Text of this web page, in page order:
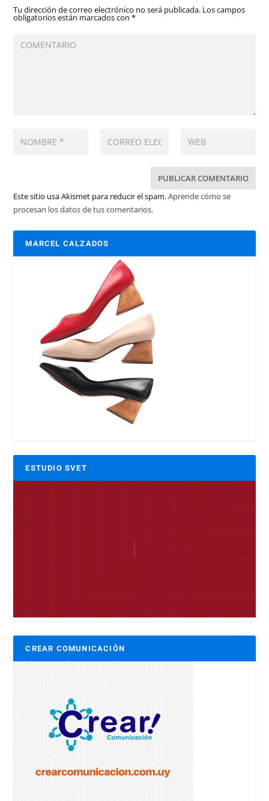
Tu dirección de correo electrónico no será publicada. Los campos
obligatorios están marcados con*
Este sitio usa Akismet para reducir el spam.Aprende cómo se
procesan los datos de tus comentarios.
MARCEL CALZADOS
ESTUDIO SVET
CREAR COMUNICACIÓN